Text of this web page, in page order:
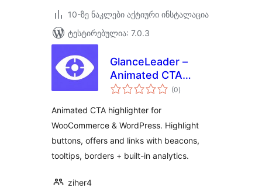
10-ზე ნაკლები აქტიური ინსტალაცია
ტესტირებულია: 7.0.3
GlanceLeader –
Animated CTA
Highlighter for
WordPress
(0საერთო
რეიტინგი
)
Animated CTA highlighter for
WooCommerce & WordPress. Highlight
buttons, offers and links with beacons,
tooltips, borders + built-in analytics.
ziher4